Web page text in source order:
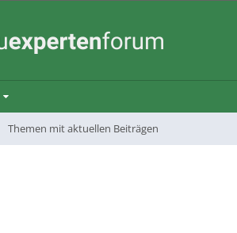
Themen mit aktuellen Beiträgen